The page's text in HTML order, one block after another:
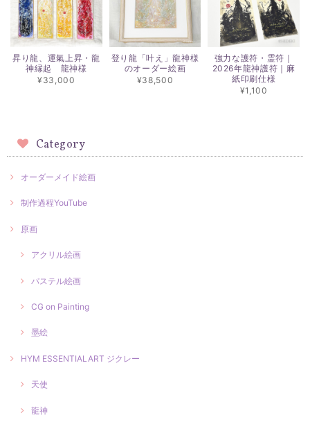
昇り龍、運氣上昇・龍
神縁起 龍神様
¥33,000
登り龍「叶え」龍神様
のオーダー絵画
¥38,500
強力な護符・霊符｜
2026年龍神護符｜麻
紙印刷仕様
¥1,100
Category
オーダーメイド絵画
制作過程YouTube
原画
アクリル絵画
パステル絵画
CG on Painting
墨絵
HYM ESSENTIALART ジクレー
天使
龍神